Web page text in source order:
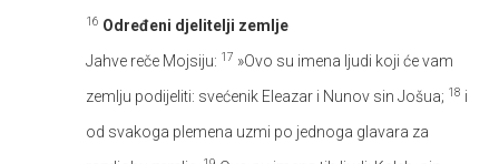
16 Određeni djelitelji zemlje
Jahve reče Mojsiju: 17 »Ovo su imena ljudi koji će vam
zemlju podijeliti: svećenik Eleazar i Nunov sin Jošua; 18 i
od svakoga plemena uzmi po jednoga glavara za